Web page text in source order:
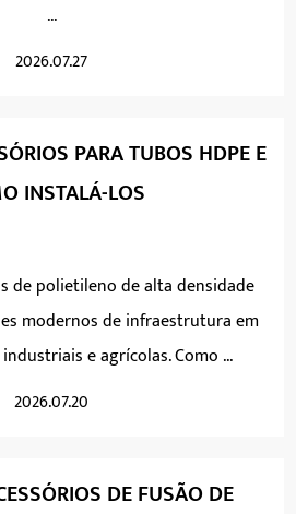
...
2026.07.27
PARA TUBOS HDPE E
INSTALÁ-LOS
de polietileno de alta densidade
modernos de infraestrutura em
e agrícolas. Como ...
2026.07.20
DE FUSÃO DE